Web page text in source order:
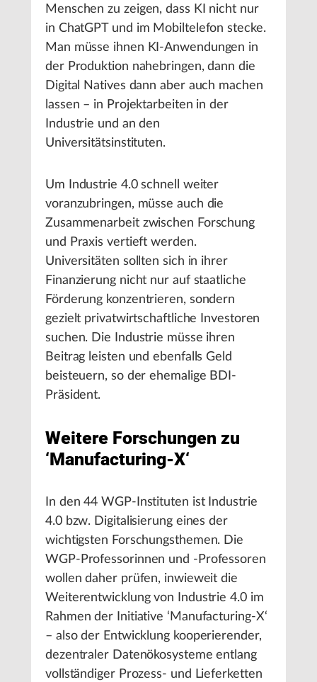
Menschen zu zeigen, dass KI nicht nur
in ChatGPT und im Mobiltelefon stecke.
Man müsse ihnen KI-Anwendungen in
der Produktion nahebringen, dann die
Digital Natives dann aber auch machen
lassen – in Projektarbeiten in der
Industrie und an den
Universitätsinstituten.
Um Industrie 4.0 schnell weiter
voranzubringen, müsse auch die
Zusammenarbeit zwischen Forschung
und Praxis vertieft werden.
Universitäten sollten sich in ihrer
Finanzierung nicht nur auf staatliche
Förderung konzentrieren, sondern
gezielt privatwirtschaftliche Investoren
suchen. Die Industrie müsse ihren
Beitrag leisten und ebenfalls Geld
beisteuern, so der ehemalige BDI-
Präsident.
Weitere Forschungen zu
‘Manufacturing-X‘
In den 44 WGP-Instituten ist Industrie
4.0 bzw. Digitalisierung eines der
wichtigsten Forschungsthemen. Die
WGP-Professorinnen und -Professoren
wollen daher prüfen, inwieweit die
Weiterentwicklung von Industrie 4.0 im
Rahmen der Initiative ‘Manufacturing-X‘
– also der Entwicklung kooperierender,
dezentraler Datenökosysteme entlang
vollständiger Prozess- und Lieferketten